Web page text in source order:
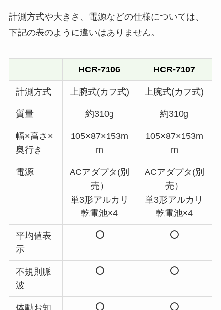
計測方式や大きさ、電源などの仕様については、
下記の表のように違いはありません。
HCR-7106 HCR-7107
計測方式 上腕式(カフ式) 上腕式(カフ式)
質量 約310g 約310g
幅×高さ×
奥行き
105×87×153m
m
105×87×153m
m
電源
ACアダプタ(別
売）
単3形アルカリ
乾電池×4
ACアダプタ(別
売）
単3形アルカリ
乾電池×4
平均値表
示
不規則脈
波
体動お知